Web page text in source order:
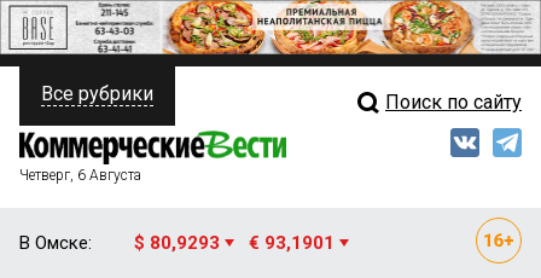
ПОЛИТИКА
ФИНАНСЫ
Свежий выпуск
Все рубрики Поиск по сайту
Четверг, 6 Августа
В Омске: $ 80,9293 € 93,1901